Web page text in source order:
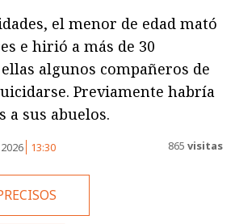
el menor de edad mató
e hirió a más de 30
algunos compañeros de
Previamente habría
a sus abuelos.
13:30 865 visitas